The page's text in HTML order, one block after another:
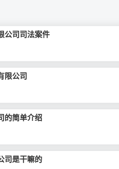
公司司法案件
限公司
的简单介绍
司是干嘛的